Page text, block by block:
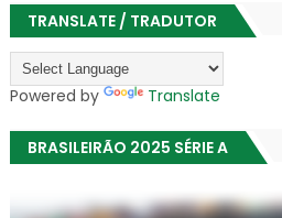
TRANSLATE / TRADUTOR
Powered by Translate
BRASILEIRÃO 2025 SÉRIE A